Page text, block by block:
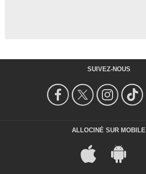
SUIVEZ-NOUS
ALLOCINÉ SUR MOBILE